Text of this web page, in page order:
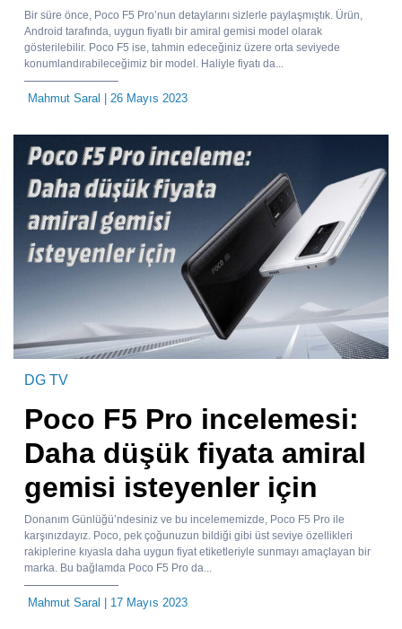
Bir süre önce, Poco F5 Pro’nun detaylarını sizlerle paylaşmıştık. Ürün,
Android tarafında, uygun fiyatlı bir amiral gemisi model olarak
gösterilebilir. Poco F5 ise, tahmin edeceğiniz üzere orta seviyede
konumlandırabileceğimiz bir model. Haliyle fiyatı da...
Mahmut Saral | 26 Mayıs 2023
DG TV
Poco F5 Pro incelemesi:
Daha düşük fiyata amiral
gemisi isteyenler için
Donanım Günlüğü’ndesiniz ve bu incelememizde, Poco F5 Pro ile
karşınızdayız. Poco, pek çoğunuzun bildiği gibi üst seviye özellikleri
rakiplerine kıyasla daha uygun fiyat etiketleriyle sunmayı amaçlayan bir
marka. Bu bağlamda Poco F5 Pro da...
Mahmut Saral | 17 Mayıs 2023